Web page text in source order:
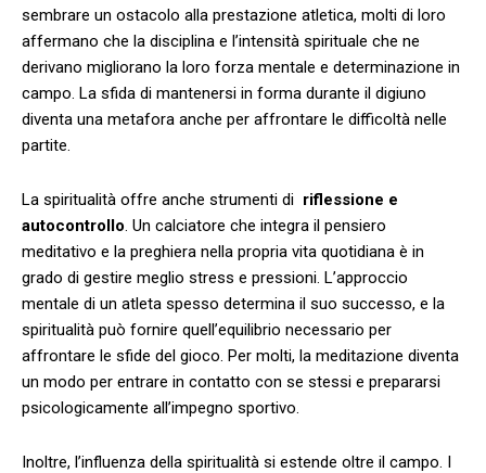
sembrare un ostacolo alla prestazione atletica, molti ⁤di loro
affermano che la disciplina e l’intensità spirituale che⁢ ne
derivano migliorano la loro forza mentale e determinazione in
campo. La sfida di mantenersi in forma durante il digiuno
diventa ‍una metafora anche ‍per affrontare⁣ le difficoltà ⁢nelle
partite.
La spiritualità offre‌ anche strumenti di ‌ riflessione e
autocontrollo . Un calciatore che integra il pensiero
meditativo e la preghiera ⁣nella propria vita quotidiana è in
grado di gestire meglio stress e ‍pressioni. L’approccio
mentale di un atleta spesso determina ⁤il suo successo, e la‍
spiritualità ⁣può‌ fornire​ quell’equilibrio necessario per
affrontare le sfide del gioco. Per molti, la meditazione diventa
un⁣ modo⁢ per entrare in contatto con se stessi e prepararsi
psicologicamente all’impegno sportivo.
Inoltre, l’influenza ⁢della spiritualità si estende ⁢oltre il campo. I